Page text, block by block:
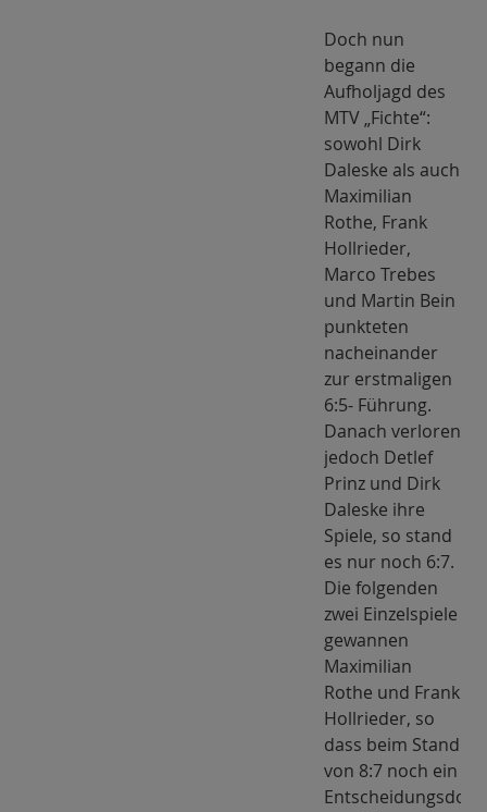
Doch nun
begann die
Aufholjagd des
MTV „Fichte“:
sowohl Dirk
Daleske als auch
Maximilian
Rothe, Frank
Hollrieder,
Marco Trebes
und Martin Bein
punkteten
nacheinander
zur erstmaligen
6:5- Führung.
Danach verloren
jedoch Detlef
Prinz und Dirk
Daleske ihre
Spiele, so stand
es nur noch 6:7.
Die folgenden
zwei Einzelspiele
gewannen
Maximilian
Rothe und Frank
Hollrieder, so
dass beim Stand
von 8:7 noch ein